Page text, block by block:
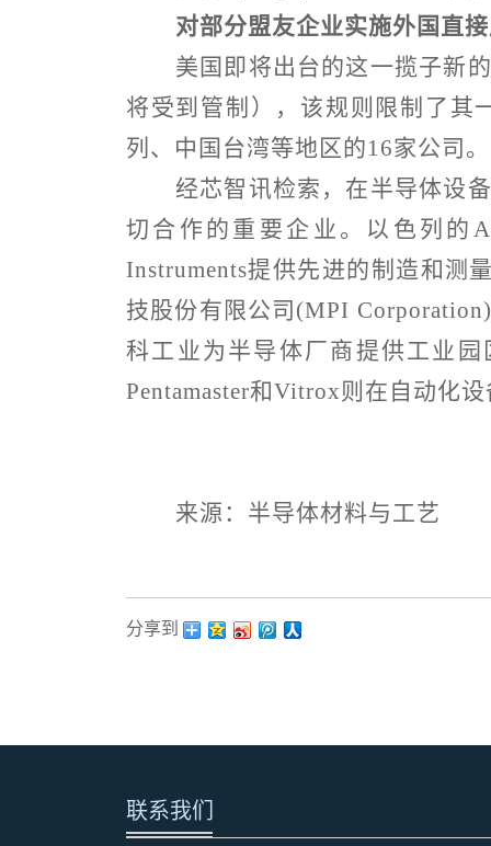
对部分盟友企业实施外国直
美国即将出台的这一揽子新
将受到管制），该规则限制了其
列、中国台湾等地区的16家公司
经芯智讯检索，在半导体设
切合作的重要企业。以色列的
Instruments提供先进的制造和测
技股份有限公司 (MPI Corporation)
科工业为半导体厂商提供工业
Pentamaster和Vitrox则在自动化
来源：半导体材料与工艺
分享到：
联系我们